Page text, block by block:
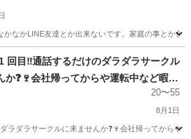
かなかLINE友達とか出来ないです。家庭の事とか
回目‼️通話するだけのダラダラサークル
か❓🍷会社帰ってからや運転中など暇な
しませんか❓メンバー130人くらいいま
は半半くらいで年齢層は20代から40代
。zoomやライブトーク使います。🐠
20〜55
8月1日
ラダラサークルに来ませんか❓🍷会社帰ってから